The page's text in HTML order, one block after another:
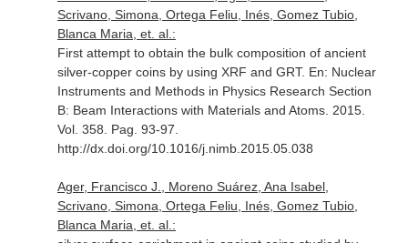
Scrivano, Simona, Ortega Feliu, Inés, Gomez Tubio,
Blanca Maria, et. al.:
First attempt to obtain the bulk composition of ancient
silver-copper coins by using XRF and GRT. En: Nuclear
Instruments and Methods in Physics Research Section
B: Beam Interactions with Materials and Atoms. 2015.
Vol. 358. Pag. 93-97.
http://dx.doi.org/10.1016/j.nimb.2015.05.038
Ager, Francisco J., Moreno Suárez, Ana Isabel,
Scrivano, Simona, Ortega Feliu, Inés, Gomez Tubio,
Blanca Maria, et. al.: